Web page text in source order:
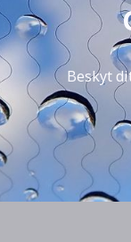
Beskyt